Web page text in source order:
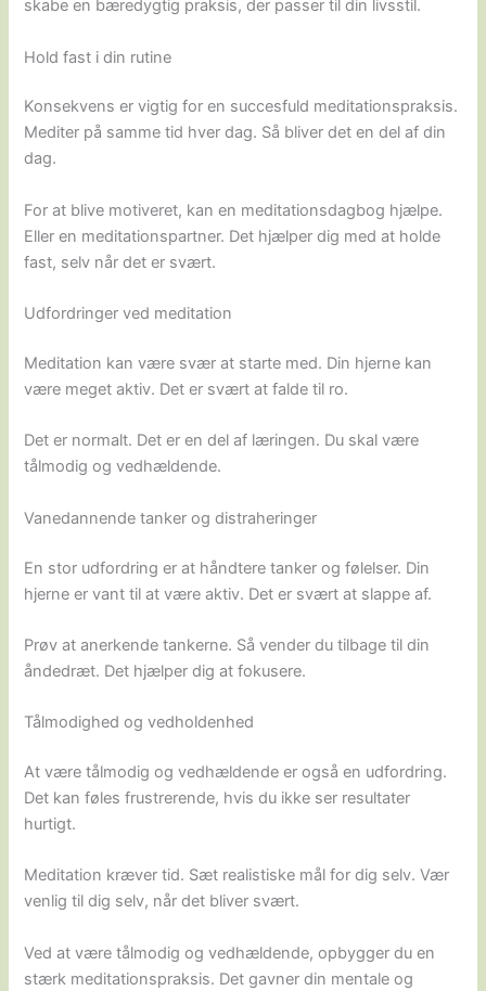
skabe en bæredygtig praksis, der passer til din livsstil.
Hold fast i din rutine
Konsekvens er vigtig for en succesfuld meditationspraksis.
Mediter på samme tid hver dag. Så bliver det en del af din
dag.
For at blive motiveret, kan en meditationsdagbog hjælpe.
Eller en meditationspartner. Det hjælper dig med at holde
fast, selv når det er svært.
Udfordringer ved meditation
Meditation kan være svær at starte med. Din hjerne kan
være meget aktiv. Det er svært at falde til ro.
Det er normalt. Det er en del af læringen. Du skal være
tålmodig og vedhældende.
Vanedannende tanker og distraheringer
En stor udfordring er at håndtere tanker og følelser. Din
hjerne er vant til at være aktiv. Det er svært at slappe af.
Prøv at anerkende tankerne. Så vender du tilbage til din
åndedræt. Det hjælper dig at fokusere.
Tålmodighed og vedholdenhed
At være tålmodig og vedhældende er også en udfordring.
Det kan føles frustrerende, hvis du ikke ser resultater
hurtigt.
Meditation kræver tid. Sæt realistiske mål for dig selv. Vær
venlig til dig selv, når det bliver svært.
Ved at være tålmodig og vedhældende, opbygger du en
stærk meditationspraksis. Det gavner din mentale og